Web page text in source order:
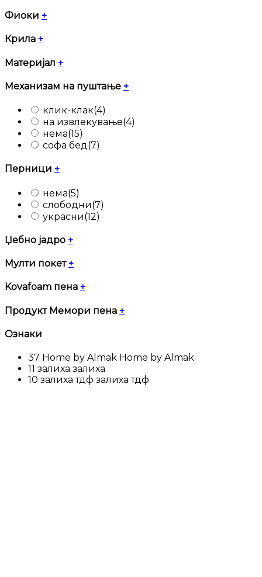
Фиоки +
Крила +
Материјал +
Механизам на пуштање +
клик-клак(4)
на извлекување(4)
нема(15)
софа бед(7)
Перници +
нема(5)
слободни(7)
украсни(12)
Џебно јадро +
Мулти покет+
Kovafoam пена +
Продукт Мемори пена +
Ознаки
37 Home by Almak Home by Almak
11 залиха залиха
10 залиха тдф залиха тдф